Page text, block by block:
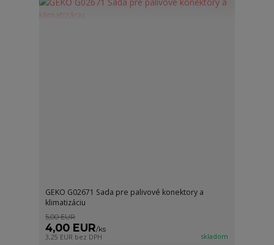
GEKO G02671 Sada pre palivové konektory a
klimatizáciu
5,00 EUR
4,00 EUR/ks
3,25 EUR bez DPH skladom